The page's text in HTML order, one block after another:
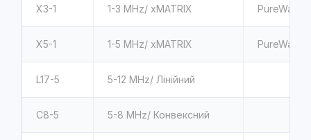
X3-1 1-3 MHz/ xMATRIX PureWave
X5-1 1-5 MHz/ xMATRIX PureWave
L17-5 5-12 MHz/ Лінійний
C8-5 5-8 MHz/ Конвексний